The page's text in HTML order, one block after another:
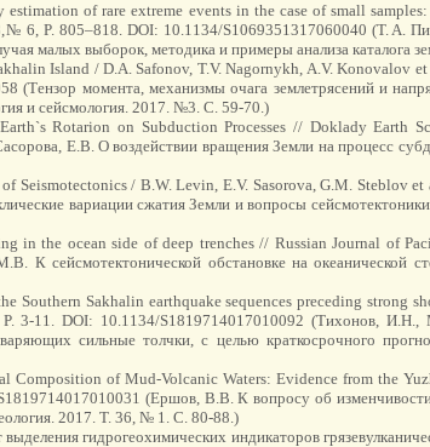
of rare extreme events in the case of small
6, P. 805–818. DOI: 10.1134/S1069351317060040 (T. A.
малых выборок, методика и примеры анализа каталога
Island / D.A. Safonov, T.V. Nagornykh, A.V.
(Тензор момента, механизмы очага землетрясений и
и сейсмология. 2017. №3. С. 59-70.)
Rotarion on Subduction Processes // Doklady Earth
Е.В. О воздействии вращения Земли на процесс
Seismotectonics / B.W. Levin, E.V. Sasorova, G.M. Steblov
вариации сжатия Земли и вопросы
in the ocean side of deep trenches // Russian Journal of
сейсмотектонической обстановке на океанической
Sakhalin earthquake sequences preceding strong
3-11. DOI: 10.1134/S1819714017010092 (Тихонов,
сильные толчки, с целью краткосрочного
Composition of Mud-Volcanic Waters: Evidence from the
(Ершов, В.В. К вопросу об
2017. Т. 36, № 1. С. 80-88.)
гидрогеохимических индикаторов